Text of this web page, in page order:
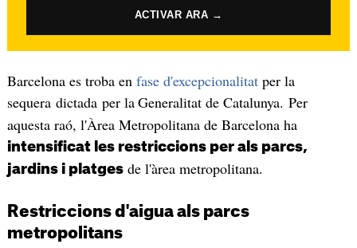
ACTIVAR ARA →
Barcelona es troba en fase d'excepcionalitat per la
sequera dictada per laGeneralitat de Catalunya. Per
aquesta raó, l'Àrea Metropolitana de Barcelona ha
intensificat les restriccions per als parcs,
jardins i platgesde l'àrea metropolitana.
Restriccions d'aigua als parcs
metropolitans